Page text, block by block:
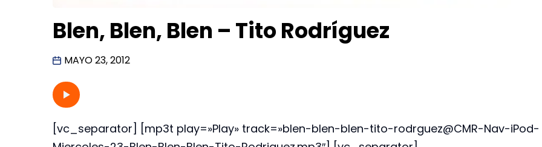
Blen, Blen, Blen – Tito Rodríguez
MAYO 23, 2012
[vc_separator] [mp3t play=»Play» track=»blen-blen-blen-tito-rodrguez@CMR-Nav-iPod-